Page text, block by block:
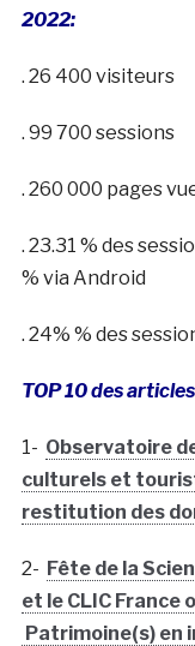
2022:
. 26 400 visiteurs
. 99 700 sessions
. 260 000 pages
. 23.31 % des
% via Android
. 24% % des
TOP 10 des
1- Observatoire
culturels et
restitution des
2- Fête de la
et le CLIC France
Patrimoine(s) en